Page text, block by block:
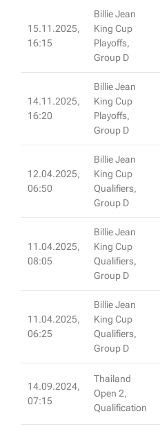
15.11.2025,
16:15
Billie Jean
King Cup
Playoffs,
Group D
14.11.2025,
16:20
Billie Jean
King Cup
Playoffs,
Group D
12.04.2025,
06:50
Billie Jean
King Cup
Qualifiers,
Group D
11.04.2025,
08:05
Billie Jean
King Cup
Qualifiers,
Group D
11.04.2025,
06:25
Billie Jean
King Cup
Qualifiers,
Group D
14.09.2024,
07:15
Thailand
Open 2,
Qualification